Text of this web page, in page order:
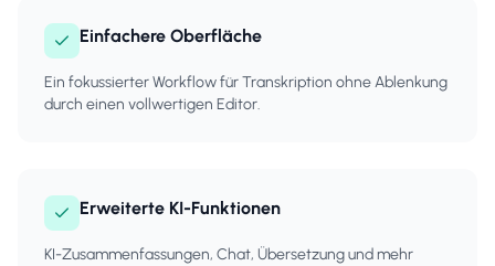
Einfachere Oberfläche
Ein fokussierter Workflow für Transkription ohne Ablenkung
durch einen vollwertigen Editor.
Erweiterte KI-Funktionen
KI-Zusammenfassungen, Chat, Übersetzung und mehr